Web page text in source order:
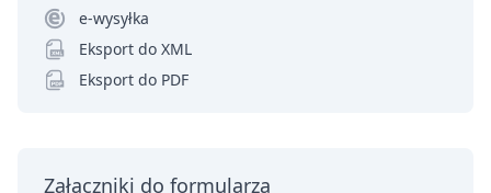
e-wysyłka
Eksport do XML
Eksport do PDF
Załączniki do formularza